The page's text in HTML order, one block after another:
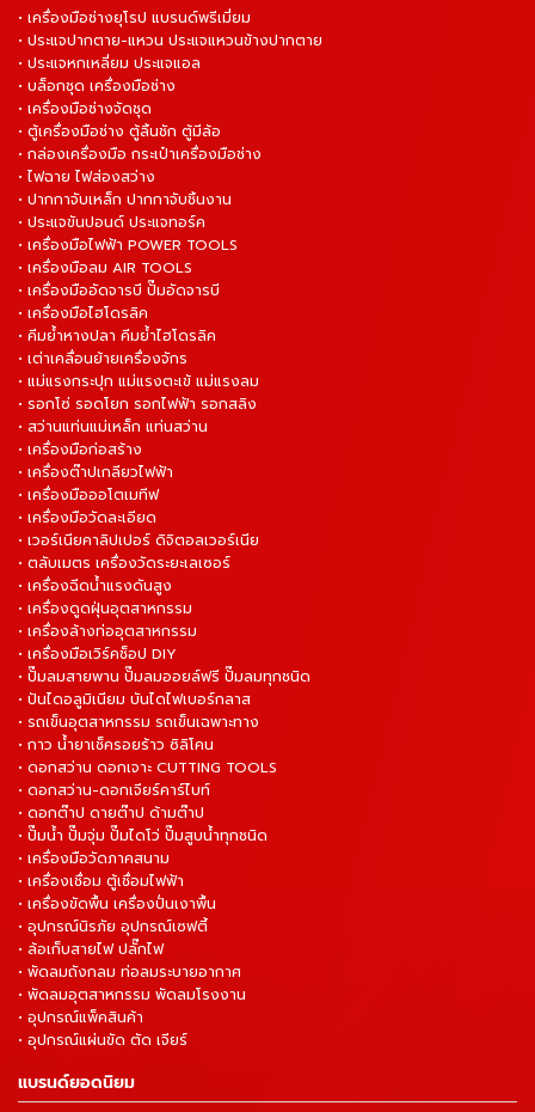
• เครื่องมือช่างยุโรป แบรนด์พรีเมี่ยม
• ประแจปากตาย-แหวน ประแจแหวนข้างปากตาย
• ประแจหกเหลี่ยม ประแจแอล
• บล็อกชุด เครื่องมือช่าง
• เครื่องมือช่างจัดชุด
• ตู้เครื่องมือช่าง ตู้ลิ้นชัก ตู้มีล้อ
• กล่องเครื่องมือ กระเป๋าเครื่องมือช่าง
• ไฟฉาย ไฟส่องสว่าง
• ปากกาจับเหล็ก ปากกาจับชิ้นงาน
• ประแจขันปอนด์ ประแจทอร์ค
• เครื่องมือไฟฟ้า POWER TOOLS
• เครื่องมือลม AIR TOOLS
• เครื่องมืออัดจารบี ปั๊มอัดจารบี
• เครื่องมือไฮโดรลิค
• คีมย้ำหางปลา คีมย้ำไฮโดรลิค
• เต่าเคลื่อนย้ายเครื่องจักร
• แม่แรงกระปุก แม่แรงตะเข้ แม่แรงลม
• รอกโซ่ รอดโยก รอกไฟฟ้า รอกสลิง
• สว่านแท่นแม่เหล็ก แท่นสว่าน
• เครื่องมือก่อสร้าง
• เครื่องต๊าปเกลียวไฟฟ้า
• เครื่องมือออโตเมทีฟ
• เครื่องมือวัดละเอียด
• เวอร์เนียคาลิปเปอร์ ดิจิตอลเวอร์เนีย
• ตลับเมตร เครื่องวัดระยะเลเซอร์
• เครื่องฉีดน้ำแรงดันสูง
• เครื่องดูดฝุ่นอุตสาหกรรม
• เครื่องล้างท่ออุตสาหกรรม
• เครื่องมือเวิร์คช็อป DIY
• ปั๊มลมสายพาน ปั๊มลมออยล์ฟรี ปั๊มลมทุกชนิด
• ปันไดอลูมิเนียม บันไดไฟเบอร์กลาส
• รถเข็นอุตสาหกรรม รถเข็นเฉพาะทาง
• กาว น้ำยาเช็ครอยร้าว ซิลิโคน
• ดอกสว่าน ดอกเจาะ CUTTING TOOLS
• ดอกสว่าน-ดอกเจียร์คาร์ไบท์
• ดอกต๊าป ดายต๊าป ด้ามต๊าป
• ปั๊มน้ำ ปั๊มจุ่ม ปั๊มไดโว่ ปั๊มสูบน้ำทุกชนิด
• เครื่องมือวัดภาคสนาม
• เครื่องเชื่อม ตู้เชื่อมไฟฟ้า
• เครื่องขัดพื้น เครื่องปั่นเงาพื้น
• อุปกรณ์นิรภัย อุปกรณ์เซฟตี้
• ล้อเก็บสายไฟ ปลั๊กไฟ
• พัดลมถังกลม ท่อลมระบายอากาศ
• พัดลมอุตสาหกรรม พัดลมโรงงาน
• อุปกรณ์แพ็คสินค้า
• อุปกรณ์แผ่นขัด ตัด เจียร์
แบรนด์ยอดนิยม